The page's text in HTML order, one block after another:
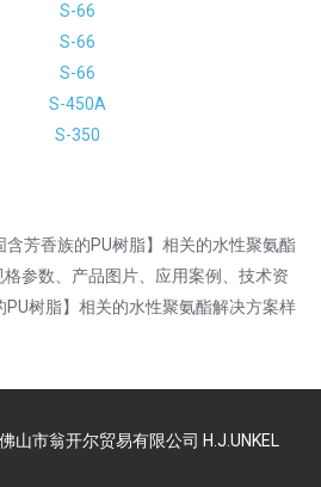
S-66
S-66
S-66
S-450A
S-350
含芳香族的PU树脂】相关的水性聚氨酯
参数、产品图片、应用案例、技术资
树脂】相关的水性聚氨酯解决方案样
市翁开尔贸易有限公司 H.J.UNKEL